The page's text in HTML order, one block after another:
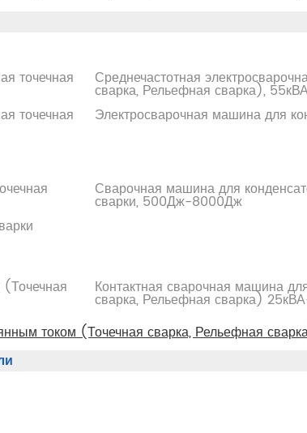
точечная
Среднечастотная
сварка, Рельефная сварка),
точечная
Электросварочная машина для
Сварочная машина для
сварки, 500Дж-8000Дж
Контактная сварочная машина
сварка, Рельефная сварка)
током (Точечная сварка, Рельефная